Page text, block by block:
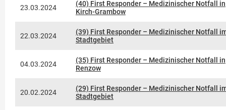
23.03.2024
(40) First Responder – Medizinischer Notfall in
Kirch-Grambow
22.03.2024
(39) First Responder – Medizinischer Notfall
Stadtgebiet
04.03.2024
(35) First Responder – Medizinischer Notfall in
Renzow
20.02.2024
(29) First Responder – Medizinischer Notfall
Stadtgebiet